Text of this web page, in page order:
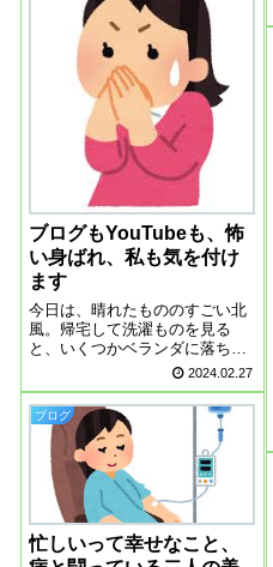
画面で花火が見ら...
ブログもYouTubeも、怖
い身ばれ、私も気を付け
ます
今日は、晴れたもののすごい北
風。帰宅して洗濯ものを見る
と、いくつかベランダに落ちて
いました。ずいぶん前に、パジ
ャマのズボンだけ飛んでいって
しまったことがあります。マン
ションの周りを探しまくったけ
れど、どこにも見当たらず。ど
こまで飛んでいって...
2024.02.27
ブログ
忙しいって幸せなこと、